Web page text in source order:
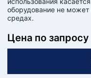
оборудование не
средах.
Цена по запросу